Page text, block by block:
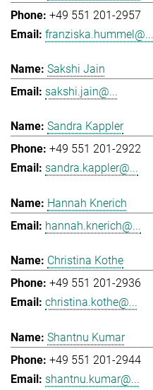
+49 551 201-2957
franziska.hummel@...
Sakshi Jain
sakshi.jain@...
Sandra Kappler
+49 551 201-2922
sandra.kappler@...
Hannah Knerich
hannah.knerich@...
Christina Kothe
+49 551 201-2936
christina.kothe@...
Shantnu Kumar
+49 551 201-2944
shantnu.kumar@...